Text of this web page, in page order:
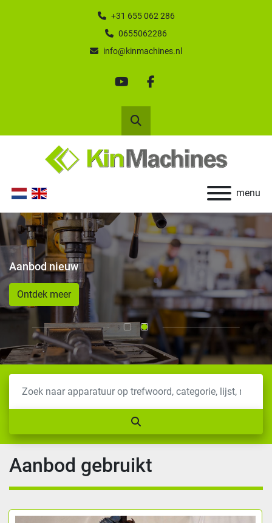
+31 655 062 286
0655062286
info@kinmachines.nl
youtubefacebook
Zoek
menu
Aanbod nieuw
Ontdek meer
Aanbod gebruikt